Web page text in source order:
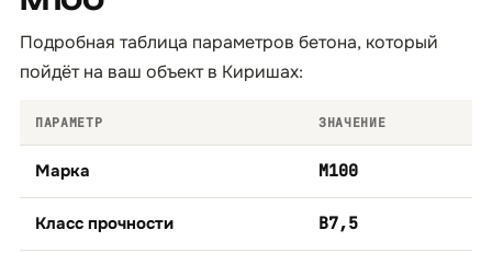
Подробная таблица параметров бетона, который
пойдёт на ваш объект в Киришах:
ПАРАМЕТР ЗНАЧЕНИЕ
Марка М100
Класс прочности B7,5